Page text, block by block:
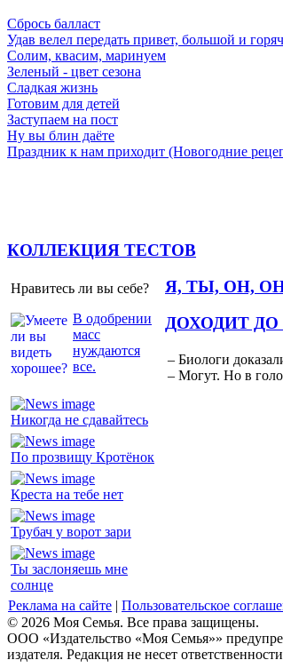
Сбрось балласт
Удав велел передать привет, большой и
Солим, квасим, маринуем
Зеленый - цвет сезона
Сладкая жизнь
Готовим для детей
Заступаем на пост
Ну вы блин даёте
Праздник к нам приходит (Новогодние
КОЛЛЕКЦИЯ ТЕСТОВ
Нравитесь ли вы себе?
В одобрении
масс
нуждаются
все.
Я, ТЫ, ОН,
Никогда не сдавайтесь
По прозвищу Кротёнок
Креста на тебе нет
Трубач у ворот зари
Ты заслоняешь мне
солнце
ДОХОДИТ
– Биологи
– Могут. Но в
Реклама на сайте | Пользовательское
© 2026 Моя Семья. Все права защищены.
ООО «Издательство «Моя Семья»»
издателя. Редакция не несет